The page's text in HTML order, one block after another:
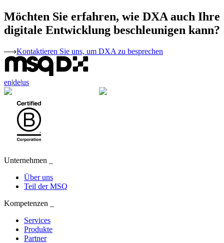
Möchten Sie erfahren, wie DXA auch Ihre
digitale Entwicklung beschleunigen kann?
Kontaktieren Sie uns, um DXA zu besprechen
en|de|us
Unternehmen
Über uns
Teil der MSQ
Kompetenzen
Services
Produkte
Partner